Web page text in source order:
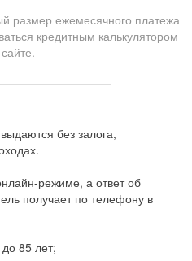
размер ежемесячного платежа
кредитным калькулятором
без залога,
режиме, а ответ об
получает по телефону в
85 лет;